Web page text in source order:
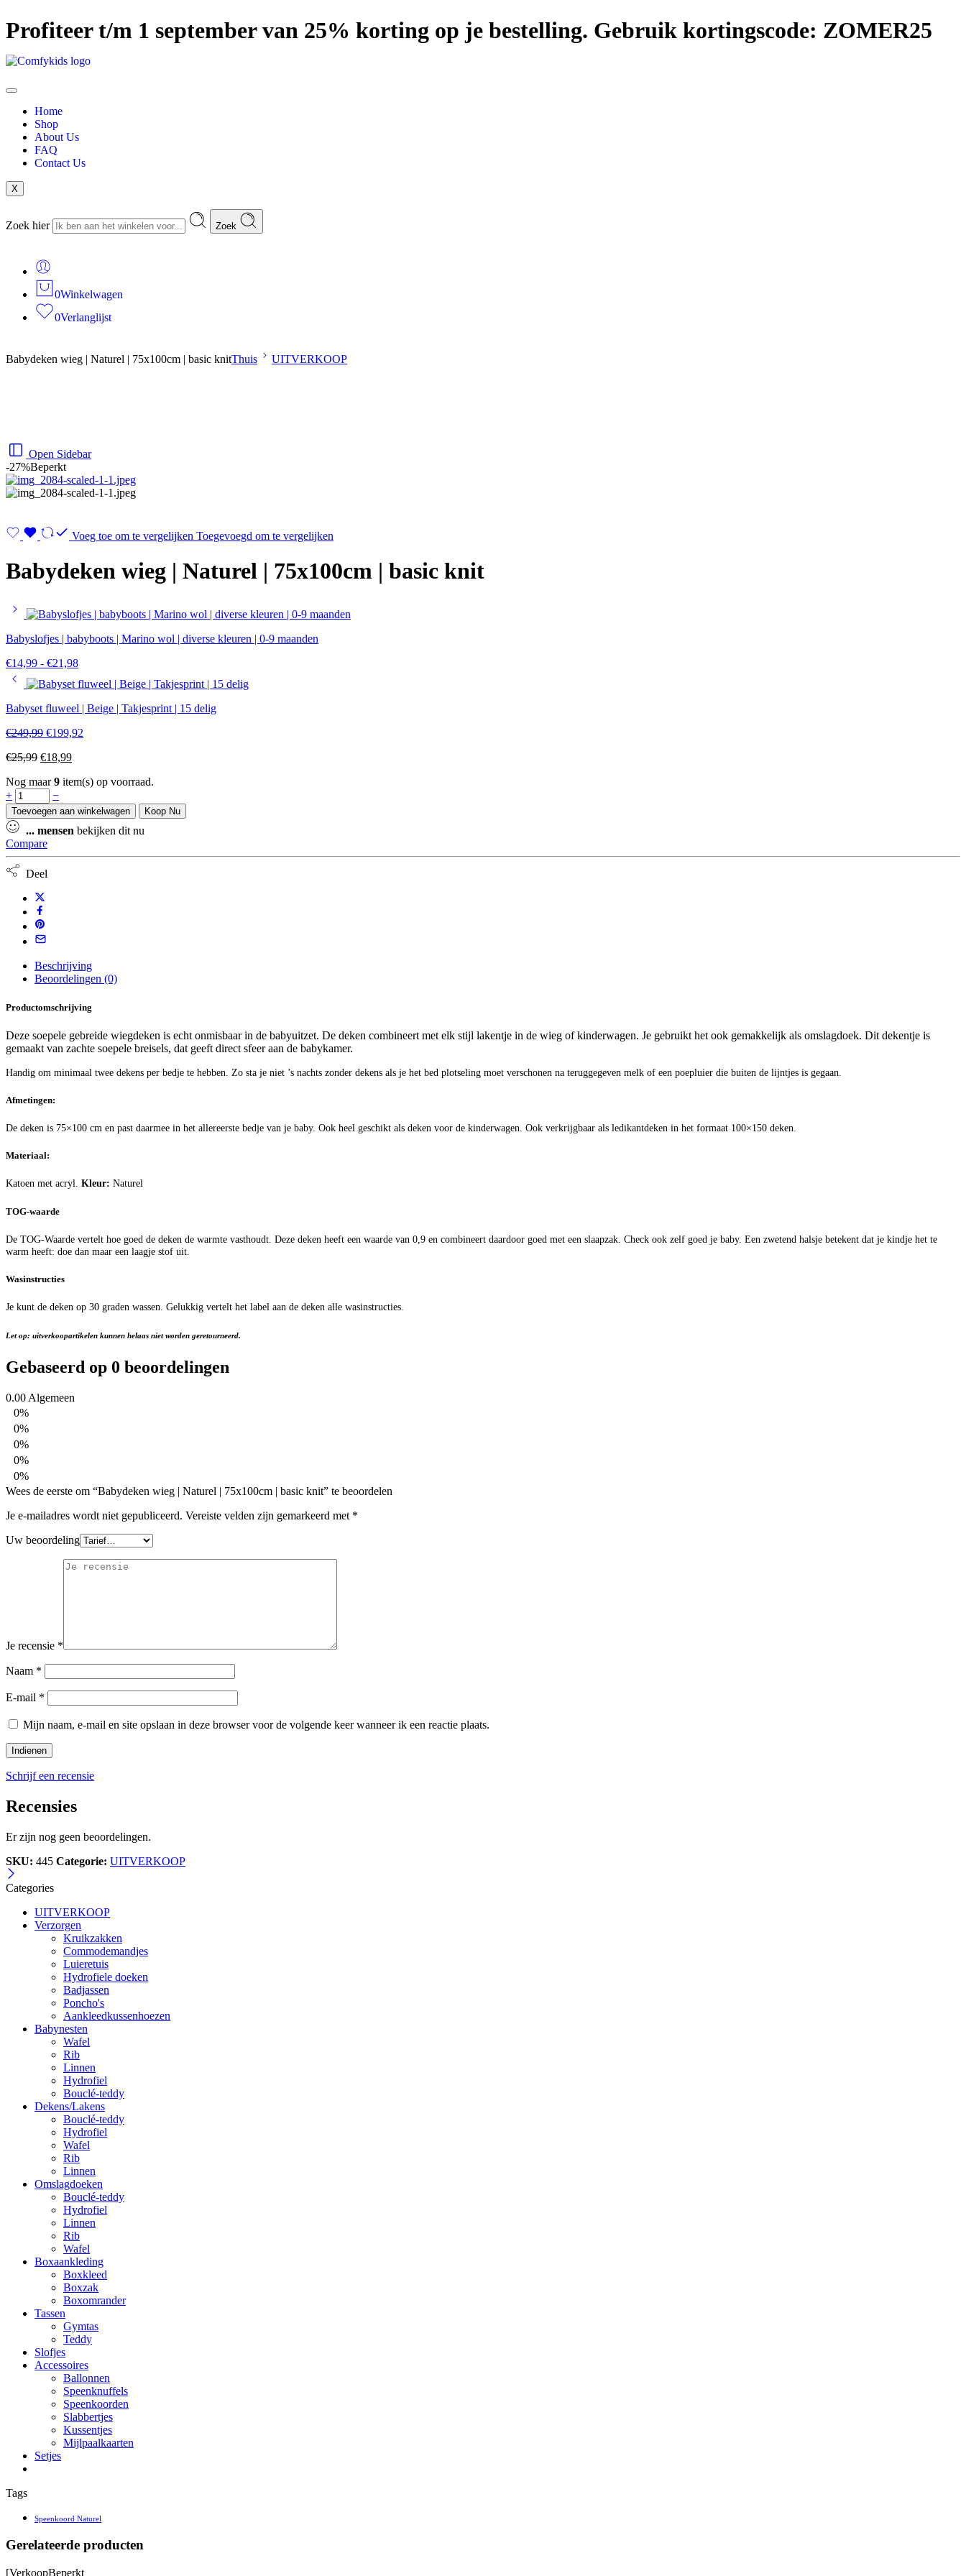
Profiteer t/m 1 september van 25% korting op je bestelling. Gebruik kortingscode: ZOMER25
Home
Shop
About Us
FAQ
Contact Us
X
Zoek hier Zoek
0Winkelwagen
0Verlanglijst
Babydeken wieg | Naturel | 75x100cm | basic knitThuis UITVERKOOP
Open Sidebar
-27%Beperkt
Voeg toe om te vergelijken Toegevoegd om te vergelijken
Babydeken wieg | Naturel | 75x100cm | basic knit
Babyslofjes | babyboots | Marino wol | diverse kleuren | 0-9 maanden
€14,99 - €21,98
Babyset fluweel | Beige | Takjesprint | 15 delig
€249,99 €199,92
€25,99 €18,99
Nog maar9 item(s) op voorraad.
+
−
Toevoegen aan winkelwagen Koop Nu
... mensen bekijken dit nu
Compare
Deel
Beschrijving
Beoordelingen (0)
Productomschrijving
Deze soepele gebreide wiegdeken is echt onmisbaar in de babyuitzet. De deken combineert met elk stijl lakentje in de wieg of kinderwagen. Je gebruikt het ook gemakkelijk als omslagdoek. Dit dekentje is
gemaakt van zachte soepele breisels, dat geeft direct sfeer aan de babykamer.
Handig om minimaal twee dekens per bedje te hebben. Zo sta je niet ’s nachts zonder dekens als je het bed plotseling moet verschonen na teruggegeven melk of een poepluier die buiten de lijntjes is gegaan.
Afmetingen:
De deken is 75×100 cm en past daarmee in het allereerste bedje van je baby. Ook heel geschikt als deken voor de kinderwagen. Ook verkrijgbaar als ledikantdeken in het formaat 100×150 deken.
Materiaal:
Katoen met acryl. Kleur: Naturel
TOG-waarde
De TOG-Waarde vertelt hoe goed de deken de warmte vasthoudt. Deze deken heeft een waarde van 0,9 en combineert daardoor goed met een slaapzak. Check ook zelf goed je baby. Een zwetend halsje betekent dat je kindje het te
warm heeft: doe dan maar een laagje stof uit.
Wasinstructies
Je kunt de deken op 30 graden wassen. Gelukkig vertelt het label aan de deken alle wasinstructies.
Let op: uitverkoopartikelen kunnen helaas niet worden geretourneerd.
Gebaseerd op 0 beoordelingen
0.00 Algemeen
0%
0%
0%
0%
0%
Wees de eerste om “Babydeken wieg | Naturel | 75x100cm | basic knit” te beoordelen
Je e-mailadres wordt niet gepubliceerd. Vereiste velden zijn gemarkeerd met *
Uw beoordeling
Je recensie *
Naam *
E-mail *
Mijn naam, e-mail en site opslaan in deze browser voor de volgende keer wanneer ik een reactie plaats.
Schrijf een recensie
Recensies
Er zijn nog geen beoordelingen.
SKU: 445 Categorie: UITVERKOOP
Categories
UITVERKOOP
Verzorgen
Kruikzakken
Commodemandjes
Luieretuis
Hydrofiele doeken
Badjassen
Poncho's
Aankleedkussenhoezen
Babynesten
Wafel
Rib
Linnen
Hydrofiel
Bouclé-teddy
Dekens/Lakens
Bouclé-teddy
Hydrofiel
Wafel
Rib
Linnen
Omslagdoeken
Bouclé-teddy
Hydrofiel
Linnen
Rib
Wafel
Boxaankleding
Boxkleed
Boxzak
Boxomrander
Tassen
Gymtas
Teddy
Slofjes
Accessoires
Ballonnen
Speenknuffels
Speenkoorden
Slabbertjes
Kussentjes
Mijlpaalkaarten
Setjes
Tags
Speenkoord Naturel
Gerelateerde producten
[VerkoopBeperkt